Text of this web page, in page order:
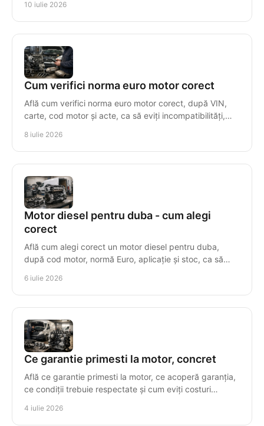
10 iulie 2026
Cum verifici norma euro motor corect
Află cum verifici norma euro motor corect, după VIN,
carte, cod motor și acte, ca să eviți incompatibilități,
8 iulie 2026
Motor diesel pentru duba - cum alegi
corect
Află cum alegi corect un motor diesel pentru duba,
după cod motor, normă Euro, aplicație și stoc, ca să
6 iulie 2026
Ce garantie primesti la motor, concret
Află ce garantie primesti la motor, ce acoperă garanția,
ce condiții trebuie respectate și cum eviți costuri
4 iulie 2026